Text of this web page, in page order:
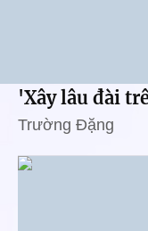
'Xây lâu đài
Trường Đặng